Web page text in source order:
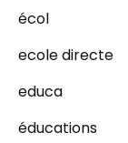
écol
ecole directe
educa
éducations